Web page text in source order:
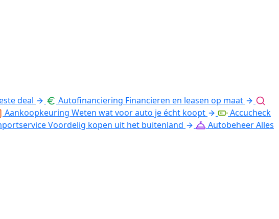
deal Autofinanciering Financieren en leasen op maat
Aankoopkeuring Weten wat voor auto je écht koopt
Accucheck
Voordelig kopen uit het buitenland AutobeheerAlles